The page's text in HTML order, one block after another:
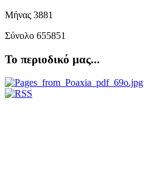
Μήνας 3881
Σύνολο 655851
Το περιοδικό μας...